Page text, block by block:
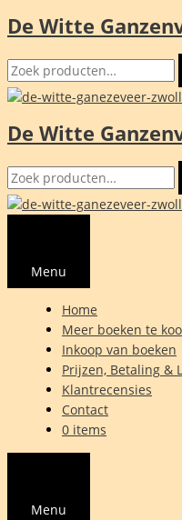
Ga
de
inhoud
De Witte
Zoeken
naar:
De Witte
Zoeken
naar:
Menu
Home
Meer boeken te
Inkoop van boeken
Prijzen, Betaling &
Klantrecensies
Contact
0 items
Menu